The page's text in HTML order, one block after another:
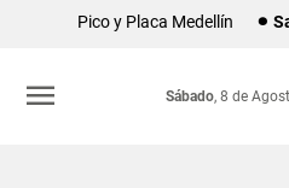
Colombia
Pico y Placa Medellín
Sábado, 8 de
menu